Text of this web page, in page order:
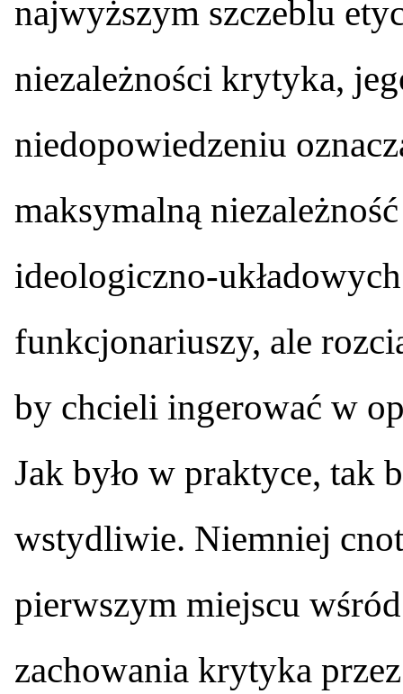
najwyższym szczeblu
niezależności krytyka,
niedopowiedzeniu
maksymalną
ideologiczno-
funkcjonariuszy, ale
by chcieli ingerować w
Jak było w praktyce, tak
wstydliwie. Niemniej
pierwszym miejscu
zachowania krytyka